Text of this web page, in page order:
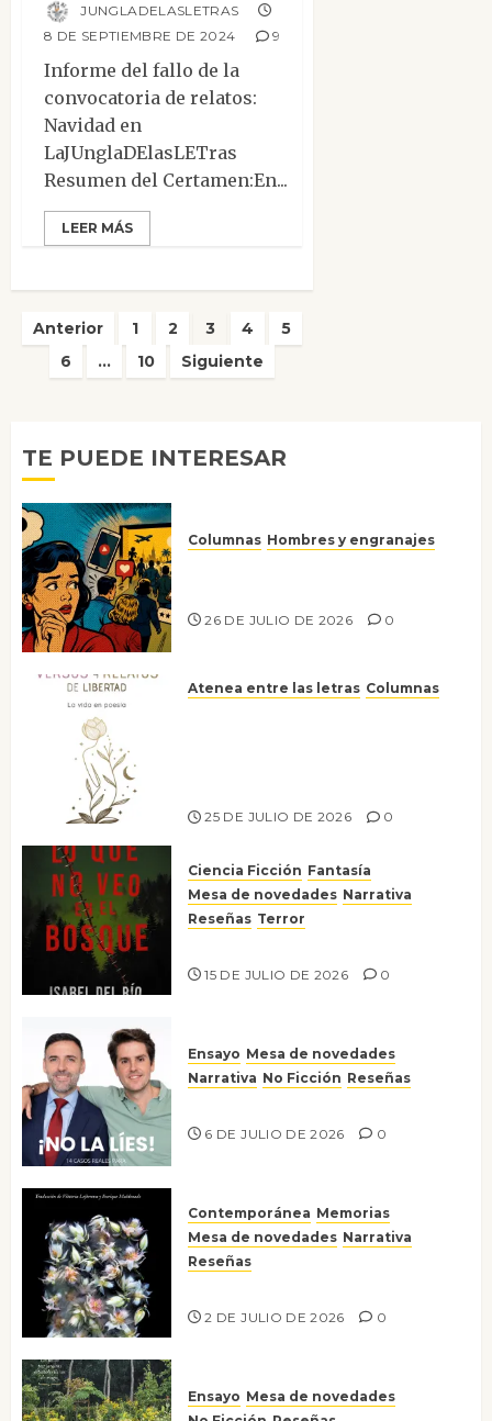
JUNGLADELASLETRAS
8 DE SEPTIEMBRE DE 2024
9
Informe del fallo de la
convocatoria de relatos:
Navidad en
LaJUnglaDElasLETras
Resumen del Certamen:En...
LEER MÁS
Paginación
Anterior 1 2 3 4
5
6
… 10 Siguiente
TE PUEDE INTERESAR
Columnas Hombres y engranajes
26 DE JULIO DE 2026 0
Atenea entre las letras Columnas
25 DE JULIO DE 2026 0
Ciencia Ficción Fantasía
Mesa de novedades Narrativa
Reseñas Terror
15 DE JULIO DE 2026 0
Ensayo Mesa de novedades
Narrativa No Ficción Reseñas
6 DE JULIO DE 2026 0
Contemporánea Memorias
Mesa de novedades Narrativa
Reseñas
2 DE JULIO DE 2026 0
Ensayo Mesa de novedades